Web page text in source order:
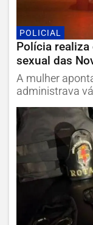
POLICIAL
Polícia
sexual das
A mulher
administrava